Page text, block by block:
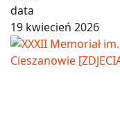
19 kwiecień 2026